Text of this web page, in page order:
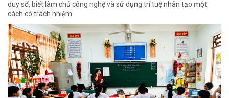
duy số, biết làm chủ công nghệ và sử dụng trí tuệ nhân tạo một
cách có trách nhiệm.